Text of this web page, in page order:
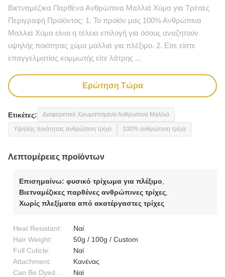
Βιετναμέζικα Παρθένα Ανθρώπινα Μαλλιά Χύμα για Τρέσες
Περιγραφή Προϊόντος: 1. Το προϊόν μας 100% Ανθρώπινα
Μαλλιά Χύμα είναι η τέλεια επιλογή για όσους αναζητούν
υψηλής ποιότητας χύμα μαλλιά για πλέξιμο. 2. Είτε είστε
επαγγελματίας κομμωτής είτε λάτρης ...
Ερώτηση Τώρα
Ετικέτες: Διαφορετικά Χρωματισμένα Ανθρώπινα Μαλλιά
Υψηλής ποιότητας ανθρώπινη τρίχα 100% ανθρώπινη τρίχα
Λεπτομέρειες προϊόντων
Επισημαίνω: φυσικό τρίχωμα για πλέξιμο
Βιετναμέζικες παρθένες ανθρώπινες τρίχες
Χωρίς πλεξίματα από ακατέργαστες τρίχες
Heat Resistant:
Ναί
Hair Weight:
50g / 100g / Custom
Full Cuticle:
Ναί
Attachment:
Κανένας
Can Be Dyed:
Ναί